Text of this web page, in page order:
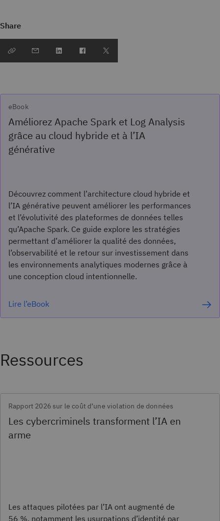
Share
eBook
Améliorez Apache Spark et Log Analysis
grâce au cloud hybride et à l’IA
générative
Découvrez comment l’architecture cloud hybride et
l’IA générative peuvent améliorer les performances
et l’évolutivité des plateformes de données telles
qu’Apache Spark. Ce guide explore les stratégies
permettant d’améliorer la qualité des données,
l’observabilité et le retour sur investissement dans
les environnements analytiques modernes grâce à
une conception cloud intentionnelle.
Lire l’eBook
Ressources
Rapport 2026 sur le coût d’une violation de données
Les cybercriminels transforment l’IA en
arme
Les attaques pilotées par l’IA ont augmenté de
56 %, notamment les usurpations d’identité par